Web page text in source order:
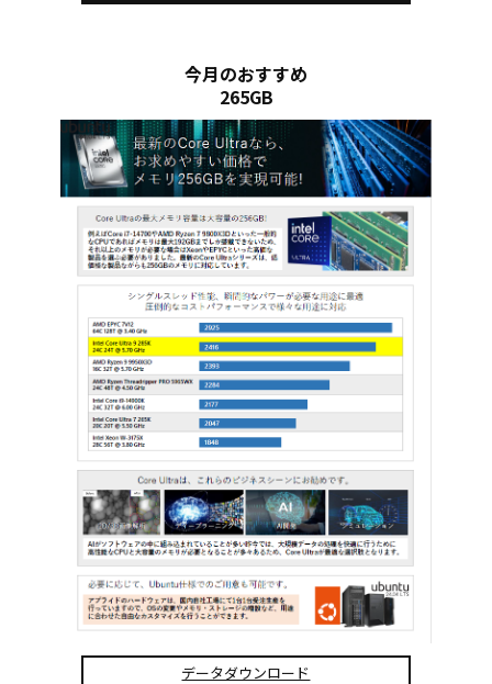
今月のおすすめ
265GB
データダウンロード